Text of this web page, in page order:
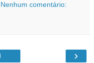
Nenhum comentário:
›